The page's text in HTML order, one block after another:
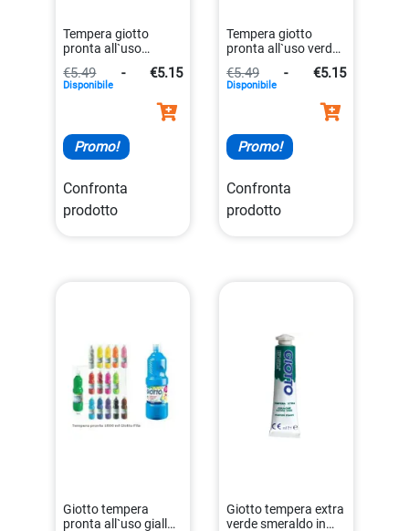
Tempera giotto
pronta all`uso
millilitri
8000825967276
€5.49 - €5.15
Disponibile
Promo!
Confronta
prodotto
Tempera giotto
pronta all`uso verde
8000825967191
€5.49 - €5.15
Disponibile
Promo!
Confronta
prodotto
Giotto tempera
pronta all`uso giallo
Giotto tempera extra
verde smeraldo in